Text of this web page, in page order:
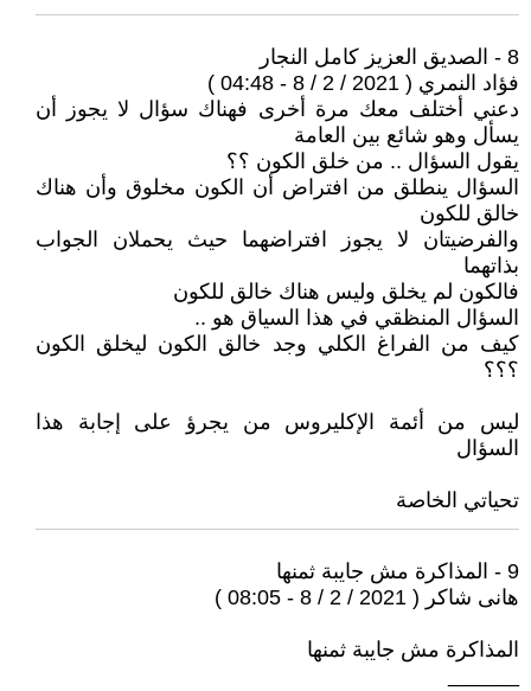
8 - الصديق العزيز كامل النجار
فؤاد النمري ( 2021 / 2 / 8 - 04:48 )
دعني أختلف معك مرة أخرى فهناك سؤال لا يجوز أن
يسأل وهو شائع بين العامة
يقول السؤال .. من خلق الكون ؟؟
السؤال ينطلق من افتراض أن الكون مخلوق وأن هناك
خالق للكون
والفرضيتان لا يجوز افتراضهما حيث يحملان الجواب
بذاتهما
فالكون لم يخلق وليس هناك خالق للكون
السؤال المنظقي في هذا السياق هو ..
كيف من الفراغ الكلي وجد خالق الكون ليخلق الكون
؟؟؟
ليس من أئمة الإكليروس من يجرؤ على إجابة هذا
السؤال
تحياتي الخاصة
9 - المذاكرة مش جايبة ثمنها
هانى شاكر ( 2021 / 2 / 8 - 08:05 )
المذاكرة مش جايبة ثمنها